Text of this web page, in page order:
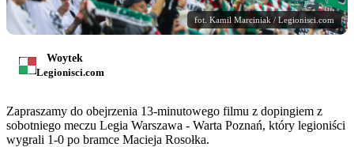
fot. Kamil Marciniak / Legionisci.com
Woytek
Legionisci.com
Zapraszamy do obejrzenia 13-minutowego filmu z dopingiem z
sobotniego meczu Legia Warszawa - Warta Poznań, który legioniści
wygrali 1-0 po bramce Macieja Rosołka.